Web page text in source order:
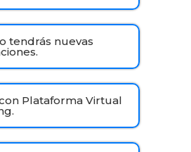
tendrás nuevas
Plataforma Virtual